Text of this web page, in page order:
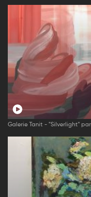
Galerie Tanit - "Silverlight"